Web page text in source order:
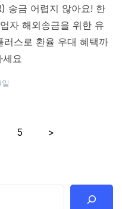
송금 어렵지 않아요! 한
자 해외송금을 위한 유
러스로 환율 우대 혜택까
요
5 >